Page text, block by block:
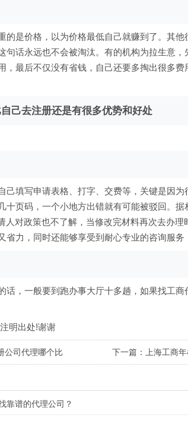
是价格，以为价格最低自己就赚到了。其他
句话永远也不会被淘汰。有的机构为拉生意
，最后不仅没有省钱，自己还要多掏出很多费
己去注册还是有很多优势和好处
己填写申请表格、打字、交费等，关键是因
十页码，一个小地方出错就有可能被驳回。
人对政策也不了解，当修改完材料再次去办
省力，同时还能够享受到耐心专业的咨询服
话，一般要到跑办事大厅十多趟，如果找工
明出处!谢谢
公司代理哪个比 下一篇：上海工商
靠谱的代理公司？